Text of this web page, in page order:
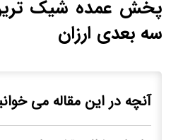
پخش عمده شیک
سه بعدی ارزان
آنچه در این مقاله می